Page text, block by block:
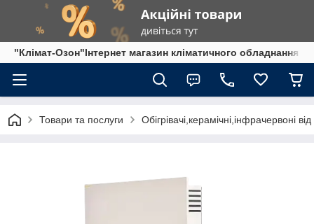
"Клімат-Озон"Інтернет магазин кліматичного обладнання
Товари та послуги Обігрівачі,керамічні,інфрачервоні